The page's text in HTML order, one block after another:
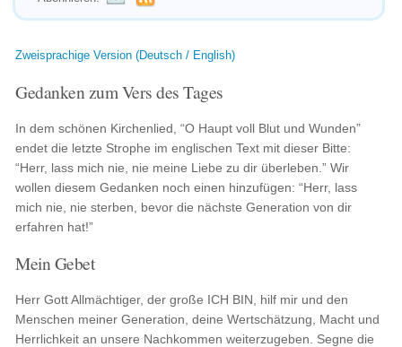
Zweisprachige Version (Deutsch / English)
Gedanken zum Vers des Tages
In dem schönen Kirchenlied, “O Haupt voll Blut und Wunden”
endet die letzte Strophe im englischen Text mit dieser Bitte:
“Herr, lass mich nie, nie meine Liebe zu dir überleben.” Wir
wollen diesem Gedanken noch einen hinzufügen: “Herr, lass
mich nie, nie sterben, bevor die nächste Generation von dir
erfahren hat!”
Mein Gebet
Herr Gott Allmächtiger, der große ICH BIN, hilf mir und den
Menschen meiner Generation, deine Wertschätzung, Macht und
Herrlichkeit an unsere Nachkommen weiterzugeben. Segne die